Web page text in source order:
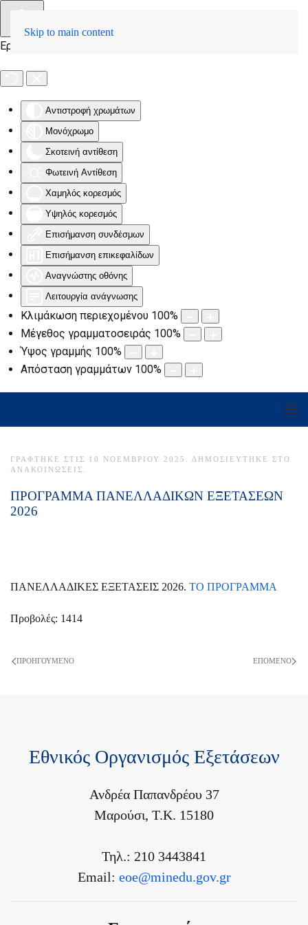
Εργαλειοθήκη Προσβασιμότητας
Αντιστροφή χρωμάτων
Μονόχρωμο
Σκοτεινή αντίθεση
Φωτεινή Αντίθεση
Χαμηλός κορεσμός
Υψηλός κορεσμός
Επισήμανση συνδέσμων
Επισήμανση επικεφαλίδων
Αναγνώστης οθόνης
Λειτουργία ανάγνωσης
Κλιμάκωση περιεχομένου 100%
Μέγεθος γραμματοσειράς 100%
Ύψος γραμμής 100%
Απόσταση γραμμάτων 100%
Skip to main content
ΓΡΆΦΤΗΚΕ ΣΤΙΣ 10 ΝΟΕΜΒΡΊΟΥ 2025 . ΔΗΜΟΣΙΕΎΤΗΚΕ ΣΤΟ
ΑΝΑΚΟΙΝΏΣΕΙΣ .
ΠΡΟΓΡΑΜΜΑ ΠΑΝΕΛΛΑΔΙΚΩΝ ΕΞΕΤΑΣΕΩΝ
2026
ΠΑΝΕΛΛΑΔΙΚΕΣ ΕΞΕΤΑΣΕΙΣ 2026. ΤΟ ΠΡΟΓΡΑΜΜΑ
Προβολές: 1414
ΠΡΟΗΓΟΎΜΕΝΟ ΕΠΌΜΕΝΟ
Εθνικός Οργανισμός Εξετάσεων
Ανδρέα Παπανδρέου 37
Μαρούσι, Τ.Κ. 15180
Τηλ.: 210 3443841
Email: eoe@minedu.gov.gr